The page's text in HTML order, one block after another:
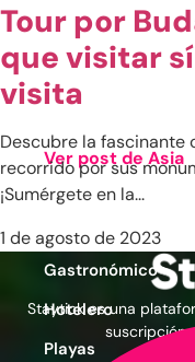
Ver post de Asia
Cinematográfico
Familiar
Gastronómico
Hotelero
Playas
Tour por
que visitar
visita
Descubre la fascinante
recorrido por sus
¡Sumérgete en la...
1 de agosto de 2023
Staytick es una
suscripción